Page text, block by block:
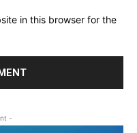
in this browser for the
-